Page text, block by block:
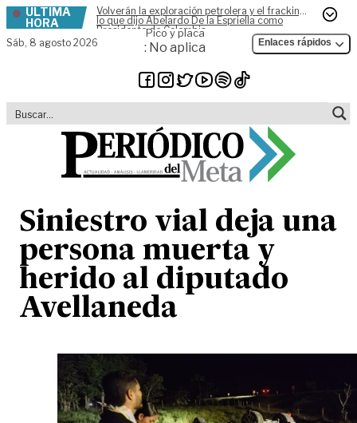
Skip to content
ÚLTIMA
HORA
Volverán la exploración petrolera y el fracking,
lo que dijo Abelardo De la Espriella como
Presidente de Colombia
Sáb, 8 agosto 2026
Pico y placa
: No aplica Enlaces rápidos
Siniestro vial deja una
persona muerta y
herido al diputado
Avellaneda